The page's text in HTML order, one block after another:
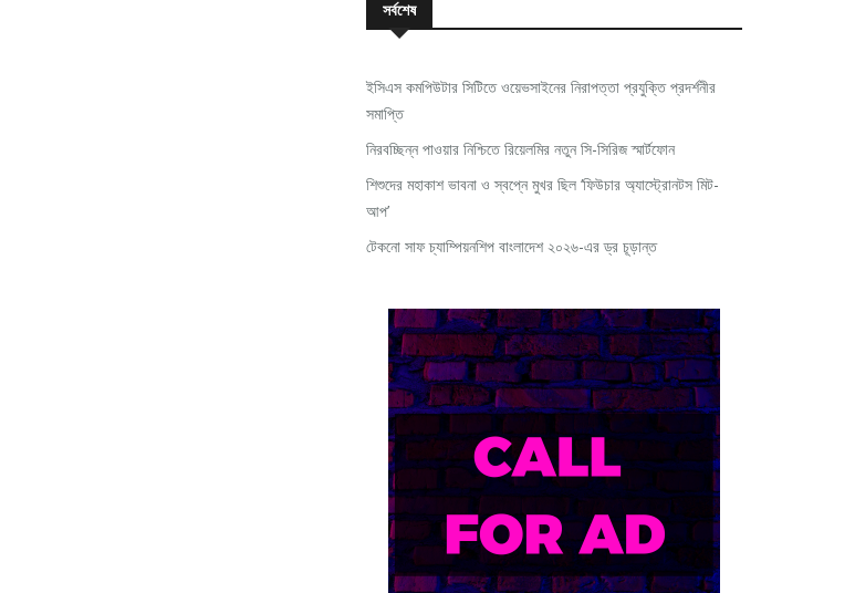
সর্বশেষ
ইসিএস কমপিউটার সিটিতে ওয়েভসাইনের নিরাপত্তা প্রযুক্তি প্রদর্শনীর
সমাপ্তি
নিরবচ্ছিন্ন পাওয়ার নিশ্চিতে রিয়েলমির নতুন সি-সিরিজ স্মার্টফোন
শিশুদের মহাকাশ ভাবনা ও স্বপ্নে মুখর ছিল ‘ফিউচার অ্যাস্ট্রোনটস মিট-
আপ’
টেকনো সাফ চ্যাম্পিয়নশিপ বাংলাদেশ ২০২৬-এর ড্র চূড়ান্ত